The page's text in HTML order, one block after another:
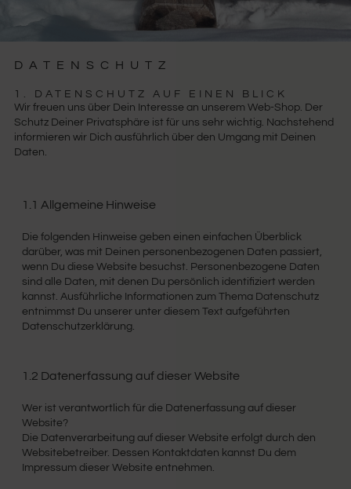
CHRIZLEE UPCYCLING
DATENSCHUTZ
1. DATENSCHUTZ AUF EINEN BLICK
Wir freuen uns über Dein Interesse an unserem Web-Shop. Der
Schutz Deiner Privatsphäre ist für uns sehr wichtig. Nachstehend
informieren wir Dich ausführlich über den Umgang mit Deinen
Daten.
1.1 Allgemeine Hinweise
Die folgenden Hinweise geben einen einfachen Überblick
darüber, was mit Deinen personenbezogenen Daten passiert,
wenn Du diese Website besuchst. Personenbezogene Daten
sind alle Daten, mit denen Du persönlich identifiziert werden
kannst. Ausführliche Informationen zum Thema Datenschutz
entnimmst Du unserer unter diesem Text aufgeführten
Datenschutzerklärung.
1.2 Datenerfassung auf dieser Website
Wer ist verantwortlich für die Datenerfassung auf dieser
Website?
Die Datenverarbeitung auf dieser Website erfolgt durch den
Websitebetreiber. Dessen Kontaktdaten kannst Du dem
Impressum dieser Website entnehmen.